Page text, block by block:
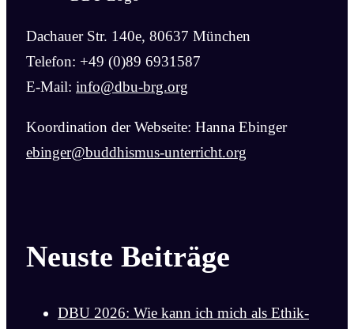
Dachauer Str. 140e, 80637 München
Telefon: +49 (0)89 6931587
E-Mail: info@dbu-brg.org
Koordination der Webseite: Hanna Ebinger
ebinger@buddhismus-unterricht.org
Neuste Beiträge
DBU 2026: Wie kann ich mich als Ethik-